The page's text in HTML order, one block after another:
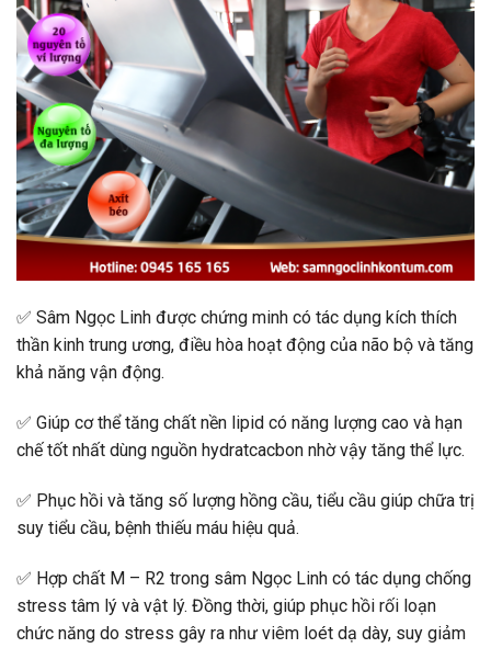
✅ Sâm Ngọc Linh được chứng minh có tác dụng kích thích
thần kinh trung ương, điều hòa hoạt động của não bộ và tăng
khả năng vận động.
✅ Giúp cơ thể tăng chất nền lipid có năng lượng cao và hạn
chế tốt nhất dùng nguồn hydratcacbon nhờ vậy tăng thể lực.
✅ Phục hồi và tăng số lượng hồng cầu, tiểu cầu giúp chữa trị
suy tiểu cầu, bệnh thiếu máu hiệu quả.
✅ Hợp chất M – R2 trong sâm Ngọc Linh có tác dụng chống
stress tâm lý và vật lý. Đồng thời, giúp phục hồi rối loạn
chức năng do stress gây ra như viêm loét dạ dày, suy giảm